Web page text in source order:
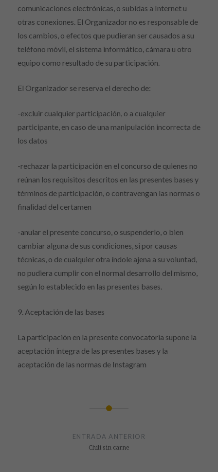
comunicaciones electrónicas, o subidas a Internet u
otras conexiones. El Organizador no es responsable de
los cambios, o efectos que pudieran ser causados a su
teléfono móvil, el sistema informático, cámara u otro
equipo como resultado de su participación.
El Organizador se reserva el derecho de:
-excluir cualquier participación, o a cualquier
participante, en caso de una manipulación incorrecta de
los datos
-rechazar la participación en el concurso de quienes no
reúnan los requisitos descritos en las presentes bases y
términos de participación, o contravengan las normas o
finalidad del certamen
-anular el presente concurso, o suspenderlo, o bien
cambiar alguna de sus condiciones, si por causas
técnicas, o de cualquier otra índole ajena a su voluntad,
no pudiera cumplir con el normal desarrollo del mismo,
según lo establecido en las presentes bases.
9. Aceptación de las bases
La participación en la presente convocatoria supone la
aceptación íntegra de las presentes bases y la
aceptación de las normas de Instagram
ENTRADA ANTERIOR
Chili sin carne